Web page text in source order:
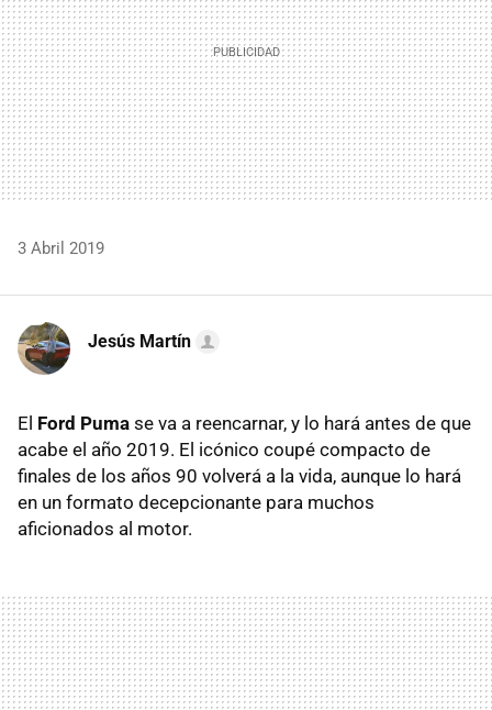
3 Abril 2019
Jesús Martín
El Ford Puma se va a reencarnar, y lo hará antes de que
acabe el año 2019. El icónico coupé compacto de
finales de los años 90 volverá a la vida, aunque lo hará
en un formato decepcionante para muchos
aficionados al motor.